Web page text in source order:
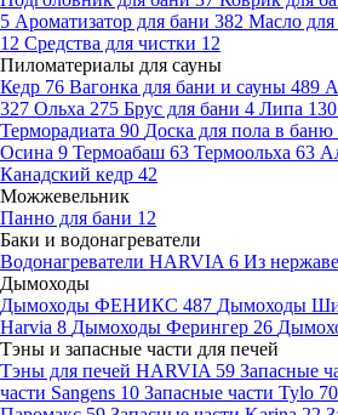
5 Ароматизатор для бани 382 Масло для
12 Средства для чистки 12
Пиломатериалы для сауны
Кедр 76 Вагонка для бани и сауны 489
327 Ольха 275 Брус для бани 4 Липа 130
Терморадиата 90 Доска для пола в баню
Осина 9 Термоабаш 63 Термоольха 63
Канадский кедр 42
Можжевельник
Панно для бани 12
Баки и водонагреватели
Водонагреватели HARVIA 6 Из
Дымоходы
Дымоходы ФЕНИКС 487 Дымоходы
Harvia 8 Дымоходы Ферингер 26
Тэны и запасные части для печей
Тэны для печей HARVIA 59 Запасные
части Sangens 10 Запасные части Tylo 70